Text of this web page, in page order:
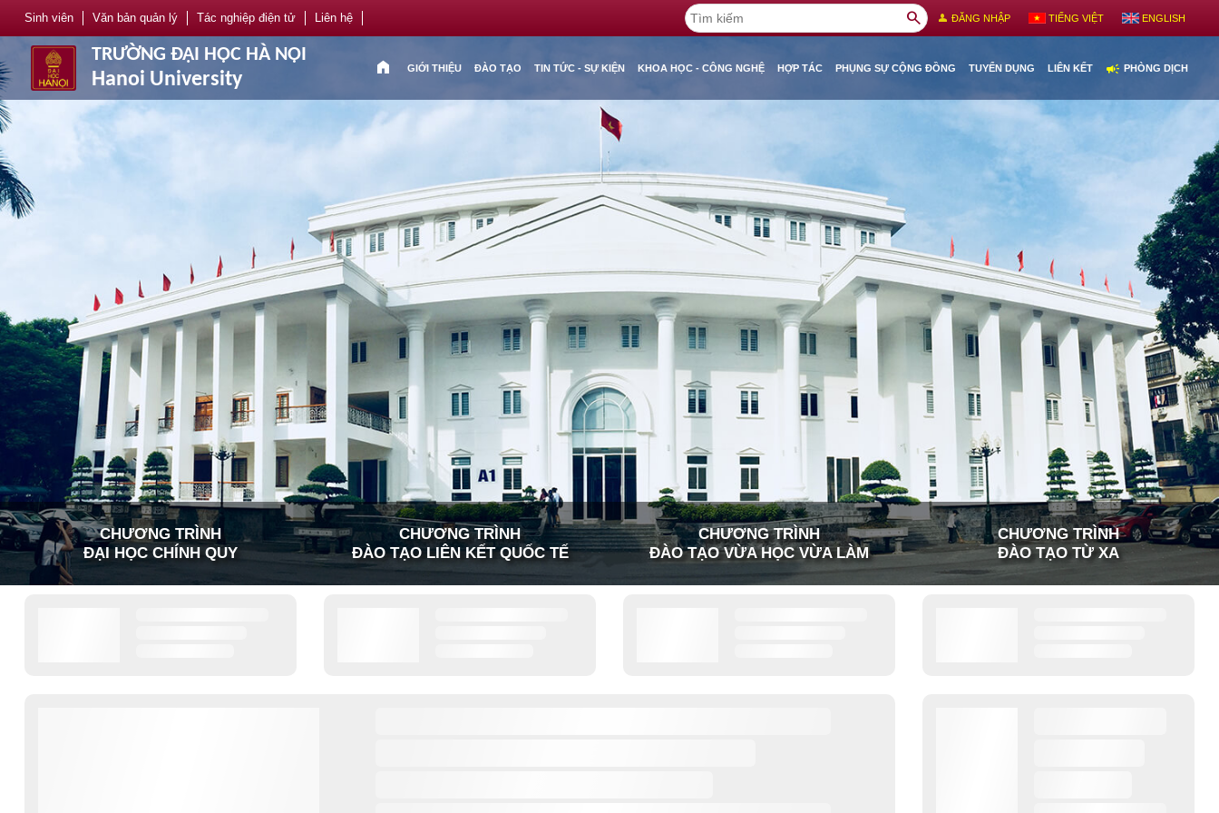
Sinh viên Văn bản quản lý Tác nghiệp điện tử Liên hệ search person ĐĂNG NHẬP TIẾNG VIỆT ENGLISH
TRƯỜNG ĐẠI HỌC HÀ NỘI
Hanoi University
home GIỚI THIỆU ĐÀO TẠO TIN TỨC - SỰ KIỆN KHOA HỌC - CÔNG NGHỆ HỢP TÁC PHỤNG SỰ CỘNG ĐỒNG TUYỂN DỤNG LIÊN KẾT campaign PHÒNG DỊCH
CHƯƠNG TRÌNH
ĐẠI HỌC CHÍNH QUY
CHƯƠNG TRÌNH
ĐÀO TẠO LIÊN KẾT QUỐC TẾ
CHƯƠNG TRÌNH
ĐÀO TẠO VỪA HỌC VỪA LÀM
CHƯƠNG TRÌNH
ĐÀO TẠO TỪ XA